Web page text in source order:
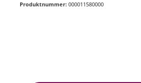
Produktnummer: 000011580000